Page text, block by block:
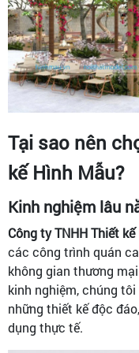
Tại sao nên
kế Hình Mẫu?
Kinh nghiệm lâu
Công ty TNHH Thiết
các công trình quán
không gian thương
kinh nghiệm, chúng
những thiết kế độc
dụng thực tế.